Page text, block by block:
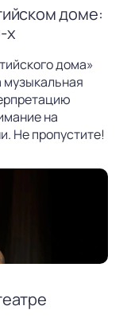
доме:
х
дома»
музыкальная
на
Не пропустите!